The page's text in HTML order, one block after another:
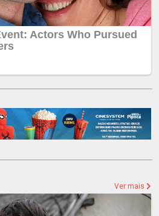
Ver mais